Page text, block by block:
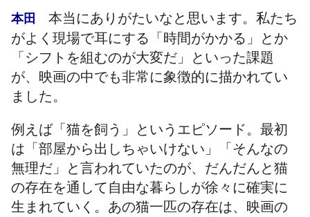
本田本当にありがたいなと思います。私たち
がよく現場で耳にする「時間がかかる」とか
「シフトを組むのが大変だ」といった課題
が、映画の中でも非常に象徴的に描かれてい
ました。
例えば「猫を飼う」というエピソード。最初
は「部屋から出しちゃいけない」「そんなの
無理だ」と言われていたのが、だんだんと猫
の存在を通して自由な暮らしが徐々に確実に
生まれていく。あの猫一匹の存在は、映画の